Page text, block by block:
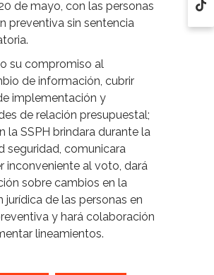
de mayo, con las personas
preventiva sin sentencia
su compromiso al
de información, cubrir
implementación y
de relación presupuestal;
la SSPH brindara durante la
seguridad, comunicara
inconveniente al voto, dará
sobre cambios en la
jurídica de las personas en
y hará colaboración
lineamientos.